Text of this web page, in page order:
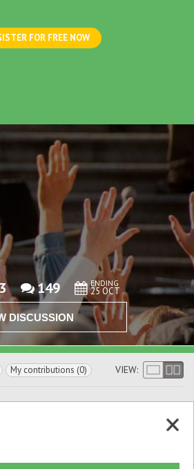
FOR FREE NOW
149 ENDING
25 OCT
DISCUSSION
My contributions (0) VIEW: